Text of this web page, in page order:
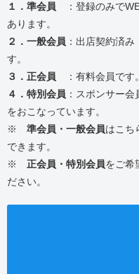
１．準会員 ：登録のみで
あります。
２．一般会員 ：出店契約済
す。
３．正会員 ：有料会員です
４．特別会員 ：スポンサー
をおこなっています。
※ 準会員・一般会員はこち
できます。
※ 正会員・特別会員をご希
ださい。